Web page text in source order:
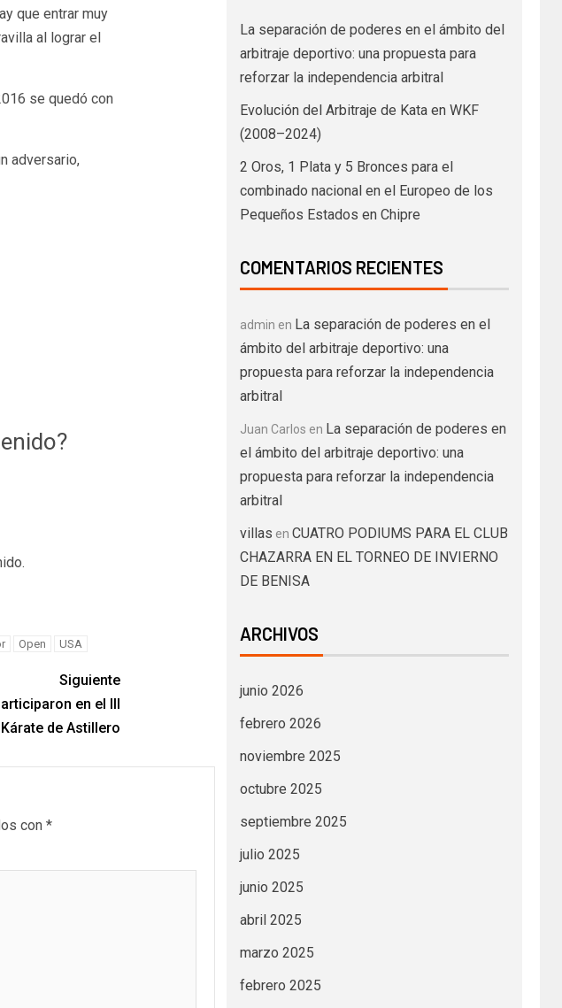
que entrar muy
al lograr el
se quedó con
adversario,
Open USA
Siguiente
en el III
de Astillero
con *
La separación de poderes en el ámbito del
arbitraje deportivo: una propuesta para
reforzar la independencia arbitral
Evolución del Arbitraje de Kata en WKF
(2008–2024)
2 Oros, 1 Plata y 5 Bronces para el
combinado nacional en el Europeo de los
Pequeños Estados en Chipre
COMENTARIOS RECIENTES
admin en La separación de poderes en el
ámbito del arbitraje deportivo: una
propuesta para reforzar la independencia
arbitral
Juan Carlos en La separación de poderes en
el ámbito del arbitraje deportivo: una
propuesta para reforzar la independencia
arbitral
villas en CUATRO PODIUMS PARA EL CLUB
CHAZARRA EN EL TORNEO DE INVIERNO
DE BENISA
ARCHIVOS
junio 2026
febrero 2026
noviembre 2025
octubre 2025
septiembre 2025
julio 2025
junio 2025
abril 2025
marzo 2025
febrero 2025